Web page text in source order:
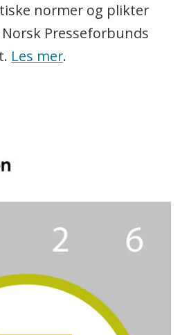
normer og plikter
Presseforbunds
Les mer.